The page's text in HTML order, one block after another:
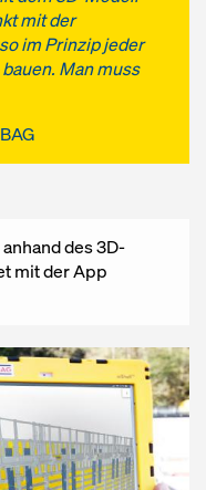
mit der
im Prinzip jeder
Man muss
des 3D-
mit der App